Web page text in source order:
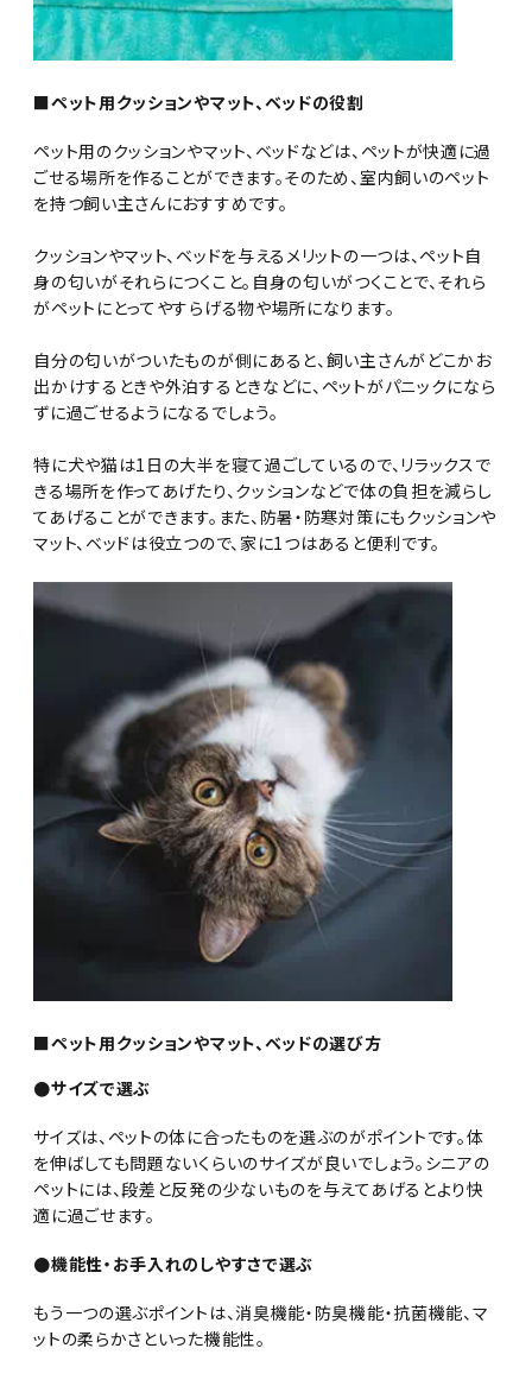
■ペット用クッションやマット、ベッドの役割
ペット用のクッションやマット、ベッドなどは、ペットが快適に過
ごせる場所を作ることができます。そのため、室内飼いのペット
を持つ飼い主さんにおすすめです。
クッションやマット、ベッドを与えるメリットの一つは、ペット自
身の匂いがそれらにつくこと。自身の匂いがつくことで、それら
がペットにとってやすらげる物や場所になります。
自分の匂いがついたものが側にあると、飼い主さんがどこかお
出かけするときや外泊するときなどに、ペットがパニックになら
ずに過ごせるようになるでしょう。
特に犬や猫は1日の大半を寝て過ごしているので、リラックスで
きる場所を作ってあげたり、クッションなどで体の負担を減らし
てあげることができます。また、防暑・防寒対策にもクッションや
マット、ベッドは役立つので、家に1つはあると便利です。
■ペット用クッションやマット、ベッドの選び方
●サイズで選ぶ
サイズは、ペットの体に合ったものを選ぶのがポイントです。体
を伸ばしても問題ないくらいのサイズが良いでしょう。シニアの
ペットには、段差と反発の少ないものを与えてあげるとより快
適に過ごせます。
●機能性・お手入れのしやすさで選ぶ
もう一つの選ぶポイントは、消臭機能・防臭機能・抗菌機能、マ
ットの柔らかさといった機能性。